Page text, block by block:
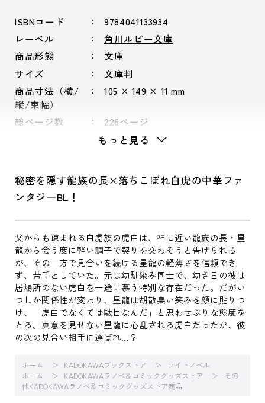
ISBNコード
9784041133934
レーベル
角川ルビー文庫
商品形態
文庫
サイズ
文庫判
商品寸法（横/
縦/束幅）
105 × 149 × 11 mm
総ページ数 226ページ
もっと見る
秘密を隠す龍族の長×落ちこぼれ白虎の中華ファ
ンタジーBL！
父からも疎まれる白虎族の虎白は、神に近い龍族の長・星
龍から会う度に軽い調子で契りを交わそうと告げられる
が、その一方で見合いを続ける星龍の軽薄さを信頼でき
ず、苦手としていた。元は幼馴染み同士で、幼き日の彼は
居場所のない虎白を一途に慕う特別な存在だった。だがい
つしか関係性が変わり、星龍は胡散臭い笑みを顔に貼りつ
け、「虎白でなくては駄目なんだ」と思わせぶりな態度を
とる。真意を見せない星龍に心乱される虎白だったが、彼
の次の見合い相手に選ばれ…？
ホーム KADOKAWAブックストア
ライトノベル
ホーム
KADOKAWAラノベ＆コミックグッズストア
その
他KADOKAWAラノベ＆コミックグッズストア商品